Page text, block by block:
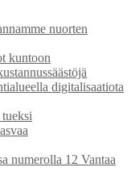
nuorten
kuntoon
digitalisaatiota
numerolla 12 Vantaa